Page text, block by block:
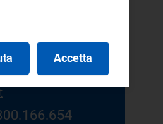
20121 - Milano
Accetta